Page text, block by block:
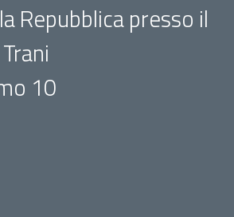
Repubblica presso il
10